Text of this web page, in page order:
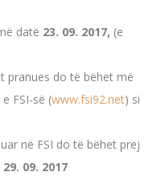
datë 23. 09. 2017, (e
pranues do të bëhet më
FSI-së (www.fsi92.net) si
në FSI do të bëhet prej
29. 09. 2017